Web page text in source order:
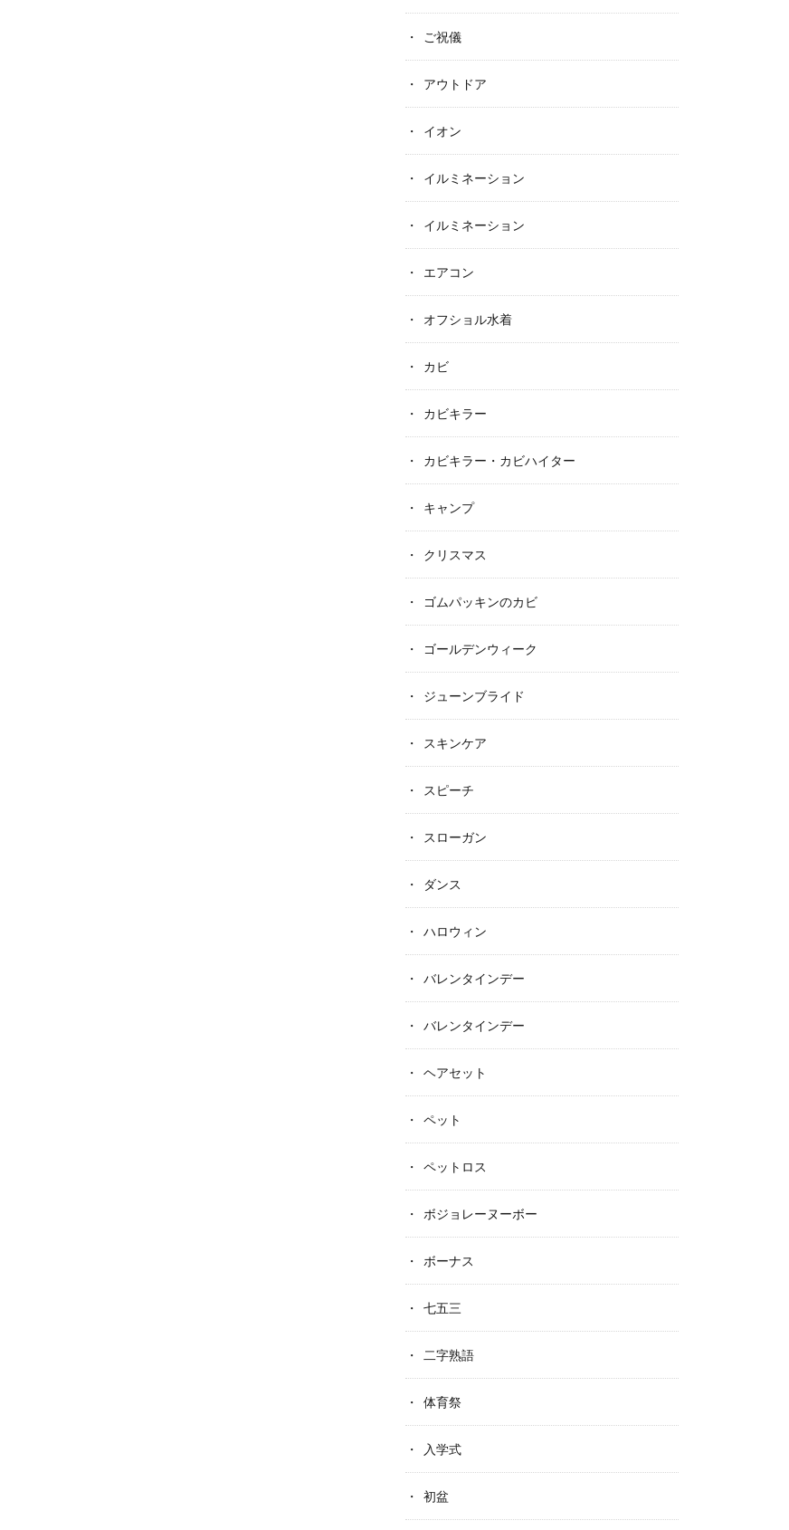
ご祝儀
アウトドア
イオン
イルミネーション
イルミネーション
エアコン
オフショル水着
カビ
カビキラー
カビキラー・カビハイター
キャンプ
クリスマス
ゴムパッキンのカビ
ゴールデンウィーク
ジューンブライド
スキンケア
スピーチ
スローガン
ダンス
ハロウィン
バレンタインデー
バレンタインデー
ヘアセット
ペット
ペットロス
ボジョレーヌーボー
ボーナス
七五三
二字熟語
体育祭
入学式
初盆